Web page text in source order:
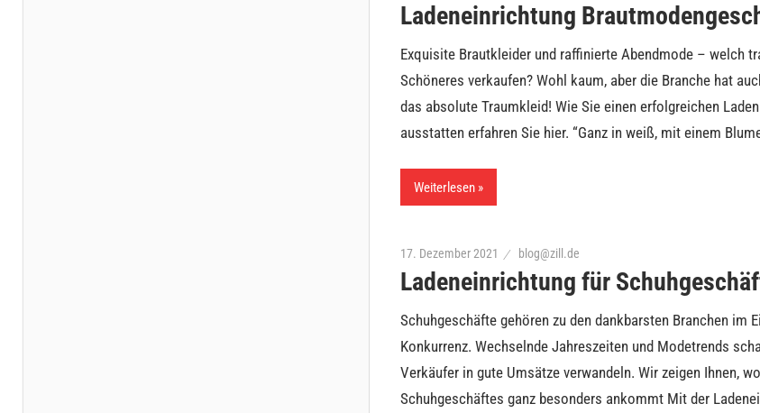
Ladeneinrichtung
Exquisite Brautkleider und raffinierte Abendmode – welch
Schöneres verkaufen? Wohl kaum, aber die Branche hat
das absolute Traumkleid! Wie Sie einen erfolgreichen
ausstatten erfahren Sie hier. “Ganz in weiß, mit einem
Weiterlesen
17. Dezember 2021 blog@zill.de
Ladeneinrichtung für
Schuhgeschäfte gehören zu den dankbarsten Branchen im
Konkurrenz. Wechselnde Jahreszeiten und Modetrends
Verkäufer in gute Umsätze verwandeln. Wir zeigen Ihnen,
Schuhgeschäftes ganz besonders ankommt Mit der